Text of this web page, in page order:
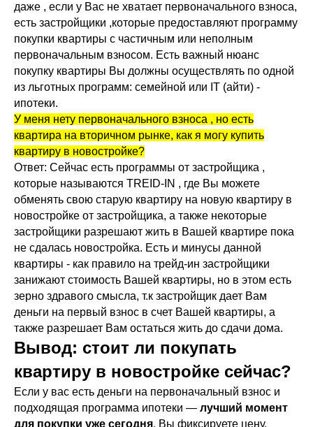
даже , если у Вас не хватает первоначального взноса,
есть застройщики ,которые предоставляют программу
покупки квартиры с частичным или неполным
первоначальным взносом. Есть важный нюанс
покупку квартиры Вы должны осуществлять по одной
из льготных программ: семейной или IT (айти) -
ипотеки.
У меня нету первоначального взноса , но есть
квартира на вторичном рынке, как я могу купить
квартиру в новостройке?
Ответ: Сейчас есть программы от застройщика ,
которые называются TREID-IN , где Вы можете
обменять свою старую квартиру на новую квартиру в
новостройке от застройщика, а также некоторые
застройщики разрешают жить в Вашей квартире пока
не сдалась новостройка. Есть и минусы данной
квартиры - как правило на трейд-ин застройщики
занижают стоимость Вашей квартиры, но в этом есть
зерно здравого смысла, т.к застройщик дает Вам
деньги на первый взнос в счет Вашей квартиры, а
также разрешает Вам остаться жить до сдачи дома.
Вывод: стоит ли покупать
квартиру в новостройке сейчас?
Если у вас есть деньги на первоначальный взнос и
подходящая программа ипотеки — лучший момент
для покупки уже сегодня. Вы фиксируете цену,